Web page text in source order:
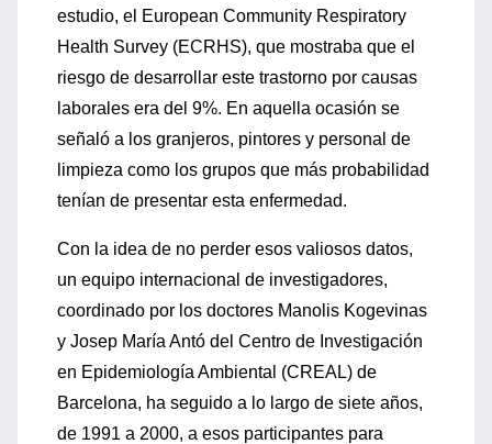
estudio, el European Community Respiratory
Health Survey (ECRHS), que mostraba que el
riesgo de desarrollar este trastorno por causas
laborales era del 9%. En aquella ocasión se
señaló a los granjeros, pintores y personal de
limpieza como los grupos que más probabilidad
tenían de presentar esta enfermedad.
Con la idea de no perder esos valiosos datos,
un equipo internacional de investigadores,
coordinado por los doctores Manolis Kogevinas
y Josep María Antó del Centro de Investigación
en Epidemiología Ambiental (CREAL) de
Barcelona, ha seguido a lo largo de siete años,
de 1991 a 2000, a esos participantes para